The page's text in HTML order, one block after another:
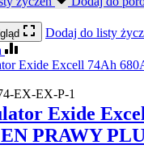
Dodaj do listy
EX-EX-P-1
Exide
PRAWY